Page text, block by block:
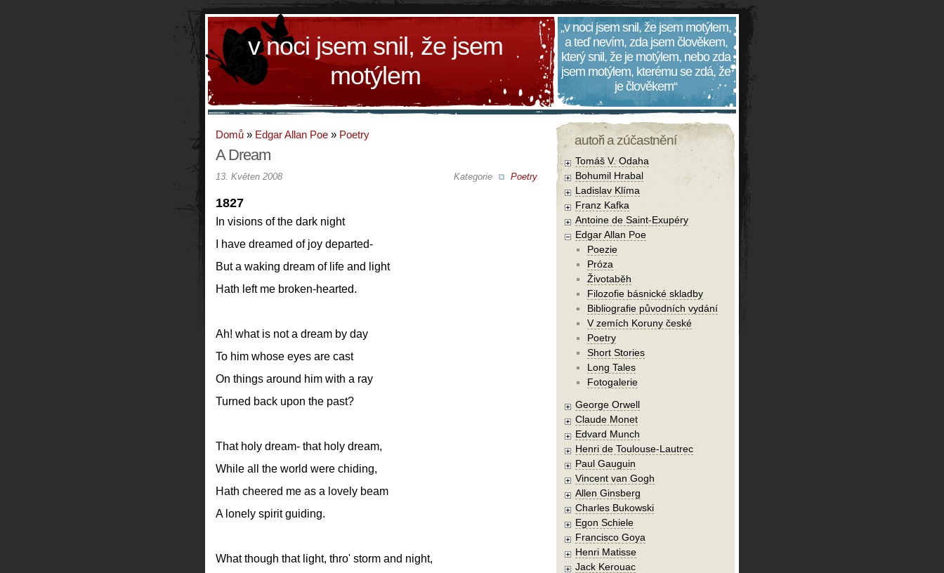
v noci jsem snil, že jsem
motýlem
„v noci jsem snil, že jsem motýlem,
a teď nevím, zda jsem člověkem,
který snil, že je motýlem, nebo zda
jsem motýlem, kterému se zdá, že
je člověkem“
Domů » Edgar Allan Poe » Poetry
A Dream
Kategorie Poetry
13. Květen 2008
1827
In visions of the dark night
I have dreamed of joy departed-
But a waking dream of life and light
Hath left me broken-hearted.
Ah! what is not a dream by day
To him whose eyes are cast
On things around him with a ray
Turned back upon the past?
That holy dream- that holy dream,
While all the world were chiding,
Hath cheered me as a lovely beam
A lonely spirit guiding.
What though that light, thro' storm and night,
autoři a zúčastnění
Tomáš V. Odaha
Bohumil Hrabal
Ladislav Klíma
Franz Kafka
Antoine de Saint-Exupéry
Edgar Allan Poe
Poezie
Próza
Životaběh
Filozofie básnické skladby
Bibliografie původních vydání
V zemích Koruny české
Poetry
Short Stories
Long Tales
Fotogalerie
George Orwell
Claude Monet
Edvard Munch
Henri de Toulouse-Lautrec
Paul Gauguin
Vincent van Gogh
Allen Ginsberg
Charles Bukowski
Egon Schiele
Francisco Goya
Henri Matisse
Jack Kerouac